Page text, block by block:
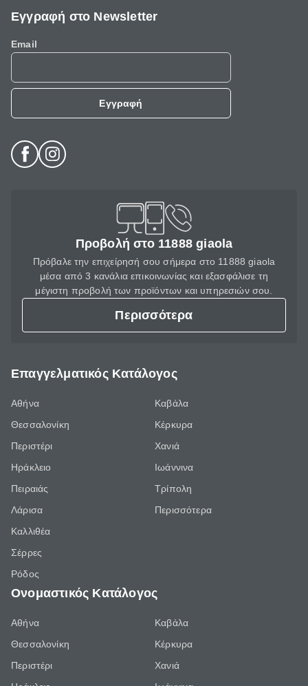
Εγγραφή στο Newsletter
Email
Εγγραφή
Προβολή στο 11888 giaola
Πρόβαλε την επιχείρησή σου σήμερα στο 11888 giaola
μέσα από 3 κανάλια επικοινωνίας και εξασφάλισε τη
μέγιστη προβολή των προϊόντων και υπηρεσιών σου.
Περισσότερα
Επαγγελματικός Κατάλογος
Αθήνα
Θεσσαλονίκη
Περιστέρι
Ηράκλειο
Πειραιάς
Λάρισα
Καλλιθέα
Σέρρες
Ρόδος
Καβάλα
Κέρκυρα
Χανιά
Ιωάννινα
Τρίπολη
Περισσότερα
Ονομαστικός Κατάλογος
Αθήνα
Θεσσαλονίκη
Περιστέρι
Καβάλα
Κέρκυρα
Χανιά